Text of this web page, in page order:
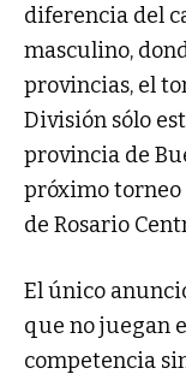
diferencia del
masculino,
provincias, el
División sólo
provincia de
próximo torneo
de Rosario
El único
que no juegan
competencia